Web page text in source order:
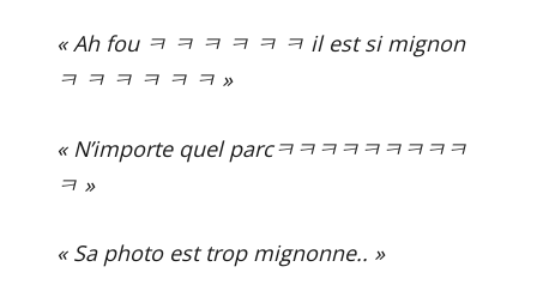
« Ah fou ㅋ ㅋ ㅋ ㅋ ㅋ ㅋ il est si mignon
ㅋ ㅋ ㅋ ㅋ ㅋ ㅋ »
« N’importe quel parcㅋㅋㅋㅋㅋㅋㅋㅋㅋ
ㅋ »
« Sa photo est trop mignonne.. »